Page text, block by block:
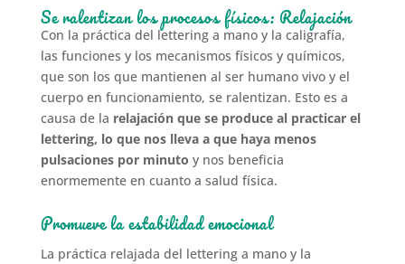
Se ralentizan los procesos físicos: Relajación
Con la práctica del lettering a mano y la caligrafía,
las funciones y los mecanismos físicos y químicos,
que son los que mantienen al ser humano vivo y el
cuerpo en funcionamiento, se ralentizan. Esto es a
causa de la relajación que se produce al practicar el
lettering, lo que nos lleva a que haya menos
pulsaciones por minuto y nos beneficia
enormemente en cuanto a salud física.
Promueve la estabilidad emocional
La práctica relajada del lettering a mano y la